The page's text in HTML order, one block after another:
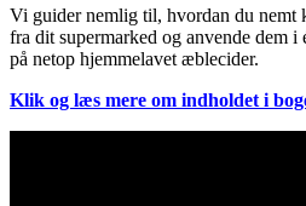
Vi guider nemlig til, hvordan du nemt
fra dit supermarked og anvende dem i
på netop hjemmelavet æblecider.
Klik og læs mere om indholdet i